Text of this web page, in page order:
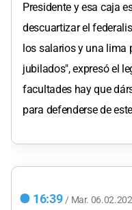
Presidente y esa caja
descuartizar el
los salarios y una lima
jubilados", expresó el
facultades hay que
para defenderse de
16:39 / Mar.